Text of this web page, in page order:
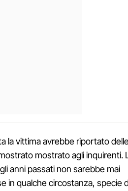
la vittima avrebbe riportato
mostrato agli inquirenti.
anni passati non sarebbe mai
in qualche circostanza, specie